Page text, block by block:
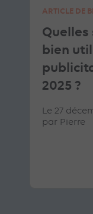
ARTICLE DE
Quelles
bien
2025 ?
Le 27
par Pierre